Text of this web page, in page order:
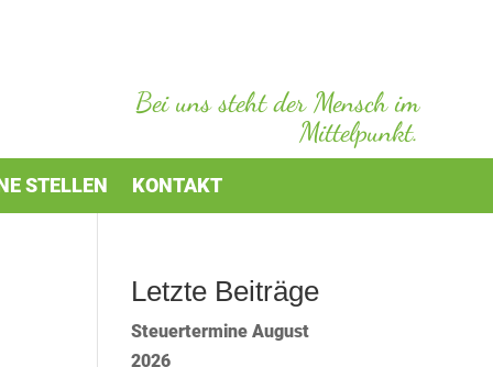
Bei uns steht der Mensch im
Mittelpunkt.
STELLEN KONTAKT
Letzte Beiträge
Steuertermine August
2026